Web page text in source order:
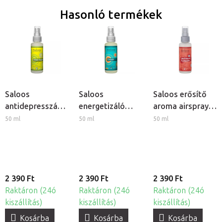
Hasonló termékek
Saloos
antidepresszáns
aroma airspray -
50 ml
2 390 Ft
Raktáron (24ó
kiszállítás)
Kosárba
Saloos
energetizáló
aroma airspray -
50 ml
2 390 Ft
Raktáron (24ó
kiszállítás)
Kosárba
Saloos erősítő
aroma airspray -
Megfázás és
50 ml
2 390 Ft
Raktáron (24ó
kiszállítás)
Kosárba